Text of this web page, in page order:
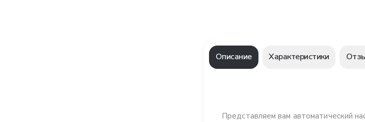
Описание Характеристики
Представляем вам автоматический